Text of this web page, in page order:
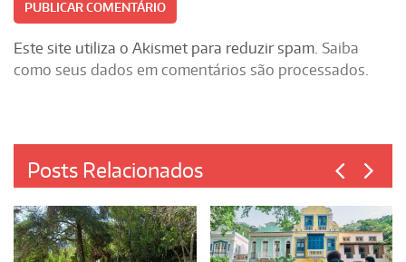
Este site utiliza o Akismet para reduzir spam. Saiba
como seus dados em comentários são processados
Posts Relacionados